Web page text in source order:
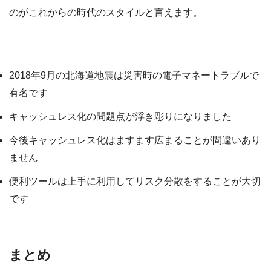
のがこれからの時代のスタイルと言えます。
2018年9月の北海道地震は災害時の電子マネートラブルで
有名です
キャッシュレス化の問題点が浮き彫りになりました
今後キャッシュレス化はますます広まることが間違いあり
ません
便利ツールは上手に利用してリスク分散をすることが大切
です
まとめ